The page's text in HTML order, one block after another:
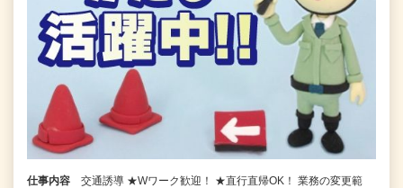
仕事内容
交通誘導 ★Wワーク歓迎！ ★直行直帰OK！ 業務の変更範